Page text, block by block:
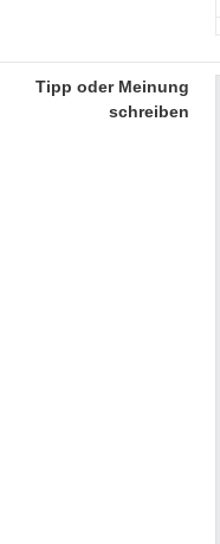
Tipp oder Meinung
schreiben